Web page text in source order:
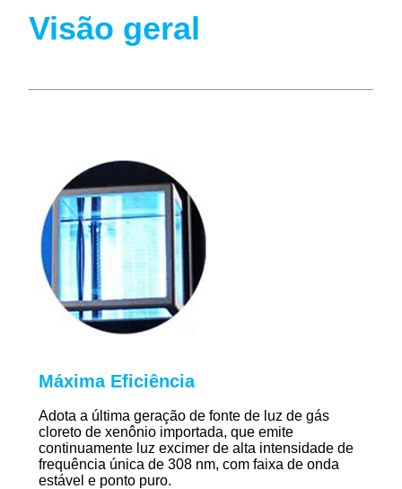
Visão geral
Máxima Eficiência
Adota a última geração de fonte de luz de gás
cloreto de xenônio importada, que emite
continuamente luz excimer de alta intensidade de
frequência única de 308 nm, com faixa de onda
estável e ponto puro.